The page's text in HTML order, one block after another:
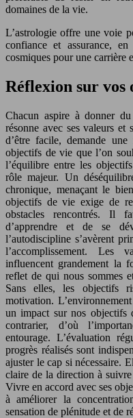
domaines de la vie.
L’astrologie offre une voie
confiance et assurance,
cosmiques pour une carrière
Réflexion sur vos
Chacun aspire à donner
résonne avec ses valeurs et
d’être facile, demande
objectifs de vie que l’on
l’équilibre entre les
rôle majeur. Un
chronique, menaçant le
objectifs de vie exige de
obstacles rencontrés. Il
d’apprendre et de se
l’autodiscipline s’avèrent
l’accomplissement. Les
influencent grandement la
reflet de qui nous sommes
Sans elles, les objectifs
motivation.
un impact sur nos objectifs
contrarier, d’où
entourage. L’évaluation
progrès réalisés sont
ajuster le cap si nécessaire.
claire de la direction à
Vivre en accord avec ses
à améliorer la
sensation de plénitude et de